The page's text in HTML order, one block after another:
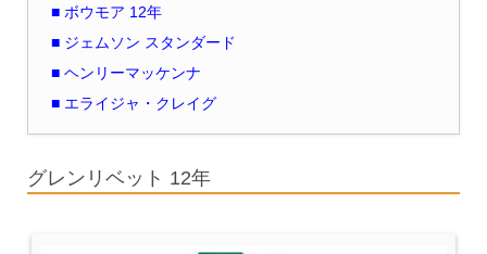
■ ボウモア 12年
■ ジェムソン スタンダード
■ ヘンリーマッケンナ
■ エライジャ・クレイグ
グレンリベット 12年